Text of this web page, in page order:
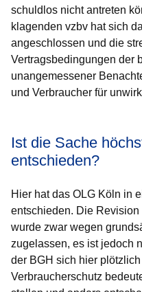
schuldlos nicht antreten
klagenden vzbv hat sich
angeschlossen und die
Vertragsbedingungen der
unangemessener
und Verbraucher für
Ist die Sache
entschieden?
Hier hat das OLG Köln in
entschieden. Die
wurde zwar wegen
zugelassen, es ist jedoch
der BGH sich hier
Verbraucherschutz